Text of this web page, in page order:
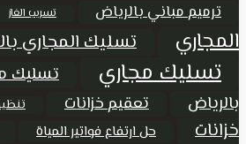
ترميم مباني بالرياض تسريب الغاز
المجاري
تسليك المجاري
تسليك مجاري
تسليك
بالرياض
تعقيم خزانات
خزانات
حل ارتفاع فواتير المياة